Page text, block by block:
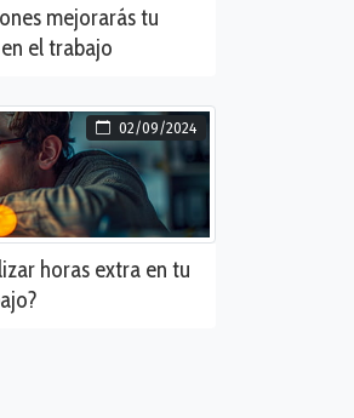
mejorarás tu
el trabajo
02/09/2024
horas extra en tu